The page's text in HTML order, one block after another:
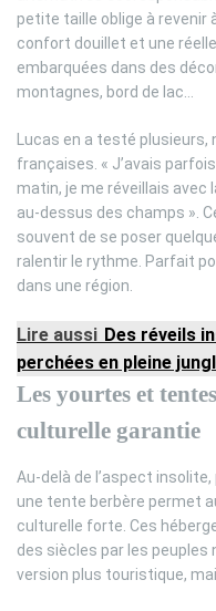
petite taille oblige à revenir
confort douillet et une
embarquées dans des
montagnes, bord de lac…
Lucas en a testé
françaises. « J’avais
matin, je me réveillais
au-dessus des champs ».
souvent de se poser
ralentir le rythme. Parfait
dans une région.
Lire aussi Des réveils
perchées en pleine
Les yourtes et
culturelle garantie
Au-delà de l’aspect
une tente berbère permet
culturelle forte. Ces
des siècles par les
version plus touristique,